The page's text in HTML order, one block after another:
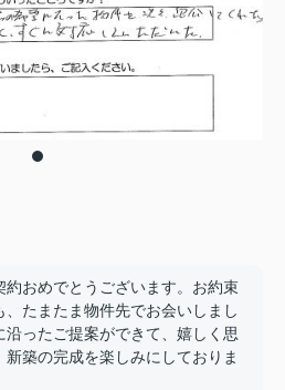
約おめでとうございます。お約束
、たまたま物件先でお会いしまし
沿ったご提案ができて、嬉しく思
新築の完成を楽しみにしておりま